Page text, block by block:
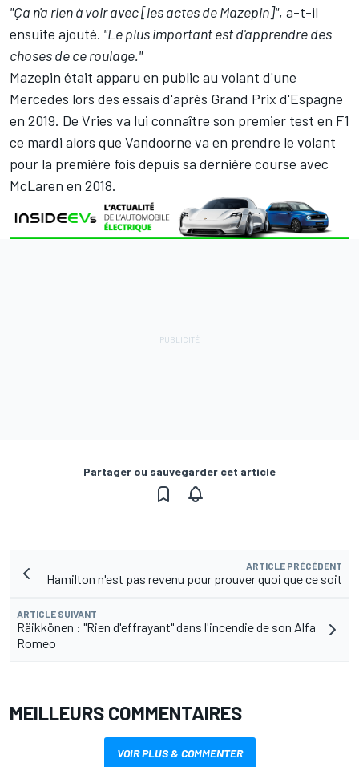
"Ça n'a rien à voir avec [les actes de Mazepin]", a-t-il
ensuite ajouté. "Le plus important est d'apprendre des
choses de ce roulage."
Mazepin était apparu en public au volant d'une
Mercedes lors des essais d'après Grand Prix d'Espagne
en 2019. De Vries va lui connaître son premier test en F1
ce mardi alors que Vandoorne va en prendre le volant
pour la première fois depuis sa dernière course avec
McLaren en 2018.
Partager ou sauvegarder cet article
ARTICLE PRÉCÉDENT
Hamilton n'est pas revenu pour prouver quoi que ce soit
ARTICLE SUIVANT
Räikkönen : "Rien d'effrayant" dans l'incendie de son Alfa
Romeo
MEILLEURS COMMENTAIRES
VOIR PLUS & COMMENTER